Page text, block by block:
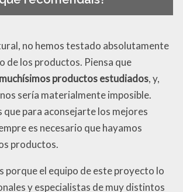
no hemos testado absolutamente
de los productos. Piensa que
productos estudiados, y,
sería materialmente imposible.
que para aconsejarte los mejores
es necesario que hayamos
productos.
porque el equipo de este proyecto lo
y especialistas de muy distintos